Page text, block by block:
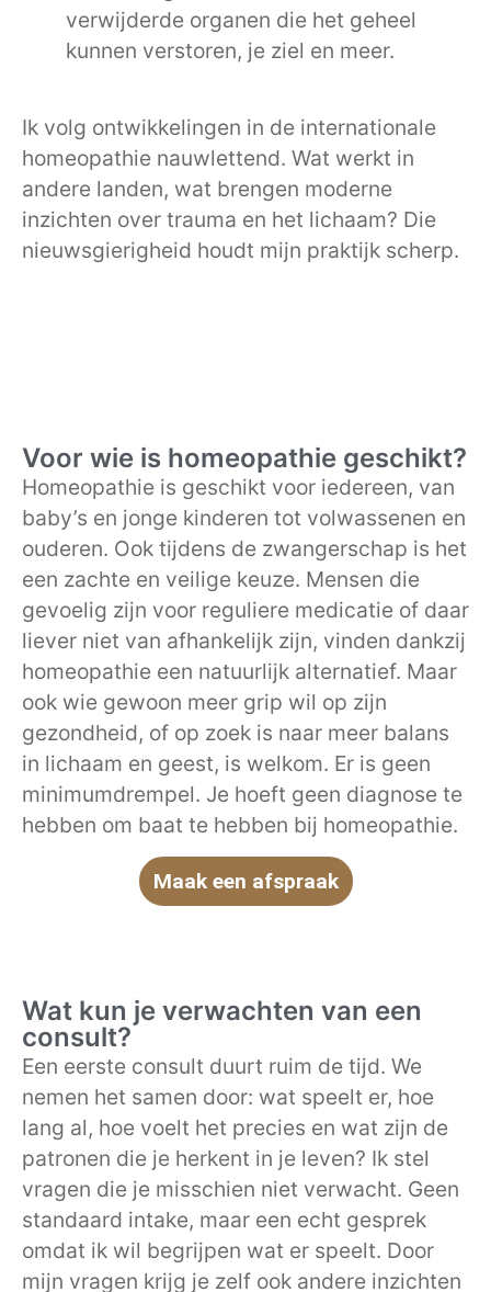
verwijderde organen die het geheel
kunnen verstoren, je ziel en meer.
Ik volg ontwikkelingen in de internationale
homeopathie nauwlettend. Wat werkt in
andere landen, wat brengen moderne
inzichten over trauma en het lichaam? Die
nieuwsgierigheid houdt mijn praktijk scherp.
Voor wie is homeopathie geschikt?
Homeopathie is geschikt voor iedereen, van
baby’s en jonge kinderen tot volwassenen en
ouderen. Ook tijdens de zwangerschap is het
een zachte en veilige keuze. Mensen die
gevoelig zijn voor reguliere medicatie of daar
liever niet van afhankelijk zijn, vinden dankzij
homeopathie een natuurlijk alternatief. Maar
ook wie gewoon meer grip wil op zijn
gezondheid, of op zoek is naar meer balans
in lichaam en geest, is welkom. Er is geen
minimumdrempel. Je hoeft geen diagnose te
hebben om baat te hebben bij homeopathie.
Maak een afspraak
Wat kun je verwachten van een
consult?
Een eerste consult duurt ruim de tijd. We
nemen het samen door: wat speelt er, hoe
lang al, hoe voelt het precies en wat zijn de
patronen die je herkent in je leven? Ik stel
vragen die je misschien niet verwacht. Geen
standaard intake, maar een echt gesprek
omdat ik wil begrijpen wat er speelt. Door
mijn vragen krijg je zelf ook andere inzichten